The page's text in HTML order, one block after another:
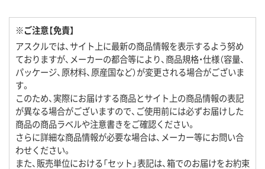
※ご注意【免責】
アスクルでは、サイト上に最新の商品情報を表示するよう努め
ておりますが、メーカーの都合等により、商品規格・仕様（容量、
パッケージ、原材料、原産国など）が変更される場合がございま
す。
このため、実際にお届けする商品とサイト上の商品情報の表記
が異なる場合がございますので、ご使用前には必ずお届けした
商品の商品ラベルや注意書きをご確認ください。
さらに詳細な商品情報が必要な場合は、メーカー等にお問い合
わせください。
また、販売単位における「セット」表記は、箱でのお届けをお約束